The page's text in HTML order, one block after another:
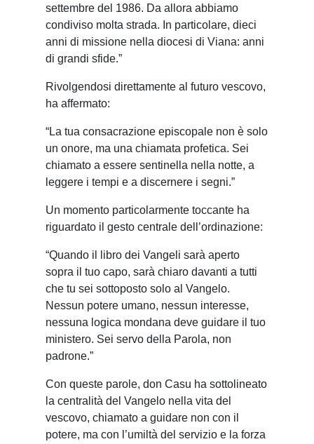
settembre del 1986. Da allora abbiamo
condiviso molta strada. In particolare, dieci
anni di missione nella diocesi di Viana: anni
di grandi sfide.”
Rivolgendosi direttamente al futuro vescovo,
ha affermato:
“La tua consacrazione episcopale non è solo
un onore, ma una chiamata profetica. Sei
chiamato a essere sentinella nella notte, a
leggere i tempi e a discernere i segni.”
Un momento particolarmente toccante ha
riguardato il gesto centrale dell’ordinazione:
“Quando il libro dei Vangeli sarà aperto
sopra il tuo capo, sarà chiaro davanti a tutti
che tu sei sottoposto solo al Vangelo.
Nessun potere umano, nessun interesse,
nessuna logica mondana deve guidare il tuo
ministero. Sei servo della Parola, non
padrone.”
Con queste parole, don Casu ha sottolineato
la centralità del Vangelo nella vita del
vescovo, chiamato a guidare non con il
potere, ma con l’umiltà del servizio e la forza